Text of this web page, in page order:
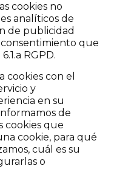
cookies no
analíticos de
de publicidad
que
RGPD.
cookies con el
y
en su
de
cookies que
cookie, para qué
cuál es su
o